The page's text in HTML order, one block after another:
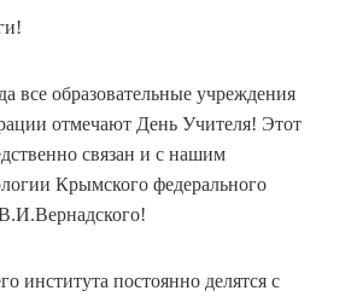
все образовательные учреждения
отмечают День Учителя! Этот
связан и с нашим
Крымского федерального
института постоянно делятся с